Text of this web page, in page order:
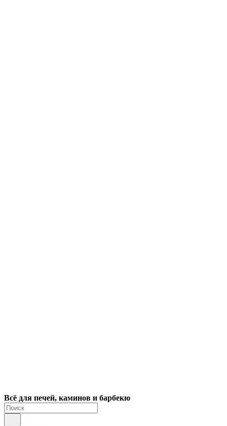
Всё для печей, каминов и барбекю